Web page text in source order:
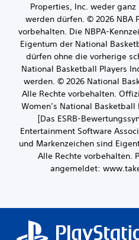
Properties, Inc. weder
werden dürfen. © 2026 NBA
vorbehalten. Die NBPA-
Eigentum der National
dürfen ohne die vorherige
National Basketball Players
werden. © 2026 National
Alle Rechte vorbehalten.
Women’s National
[Das ESRB-
Entertainment Software
und Markenzeichen sind
Alle Rechte vorbehalten.
angemeldet: